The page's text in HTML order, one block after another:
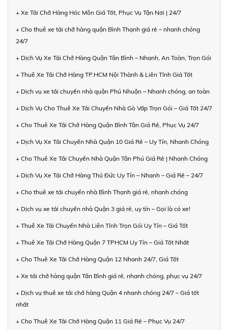
+ Xe Tải Chở Hàng Hóc Môn Giá Tốt, Phục Vụ Tận Nơi | 24/7
+ Cho thuê xe tải chở hàng quận Bình Thạnh giá rẻ – nhanh chóng
24/7
+ Dịch Vụ Xe Tải Chở Hàng Quận Tân Bình – Nhanh, An Toàn, Trọn Gói
+ Thuê Xe Tải Chở Hàng TP.HCM Nội Thành & Liên Tỉnh Giá Tốt
+ Dịch vụ xe tải chuyển nhà quận Phú Nhuận – Nhanh chóng, an toàn
+ Dịch Vụ Cho Thuê Xe Tải Chuyển Nhà Gò Vấp Trọn Gói – Giá Tốt 24/7
+ Cho Thuê Xe Tải Chở Hàng Quận Bình Tân Giá Rẻ, Phục Vụ 24/7
+ Dịch Vụ Xe Tải Chuyển Nhà Quận 10 Giá Rẻ – Uy Tín, Nhanh Chóng
+ Cho Thuê Xe Tải Chuyển Nhà Quận Tân Phú Giá Rẻ | Nhanh Chóng
+ Dịch Vụ Xe Tải Chở Hàng Thủ Đức Uy Tín – Nhanh – Giá Rẻ – 24/7
+ Cho thuê xe tải chuyển nhà Bình Thạnh giá rẻ, nhanh chóng
+ Dịch vụ xe tải chuyển nhà Quận 3 giá rẻ, uy tín – Gọi là có xe!
+ Thuê Xe Tải Chuyển Nhà Liên Tỉnh Trọn Gói Uy Tín – Giá Tốt
+ Thuê Xe Tải Chở Hàng Quận 7 TPHCM Uy Tín – Giá Tốt Nhất
+ Cho Thuê Xe Tải Chở Hàng Quận 12 Nhanh 24/7, Giá Tốt
+ Xe tải chở hàng quận Tân Bình giá rẻ, nhanh chóng, phục vụ 24/7
+ Dịch vụ thuê xe tải chở hàng Quận 4 nhanh chóng 24/7 – Giá tốt
nhất
+ Cho Thuê Xe Tải Chở Hàng Quận 11 Giá Rẻ – Phục Vụ 24/7